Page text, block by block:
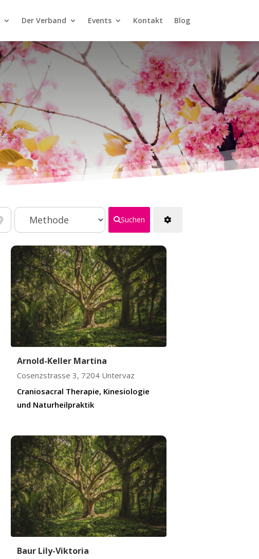
Der Verband Events Kontakt Blog
Suchen
Arnold-Keller Martina
Cosenzstrasse 3, 7204 Untervaz
Craniosacral Therapie, Kinesiologie
und Naturheilpraktik
Baur Lily-Viktoria